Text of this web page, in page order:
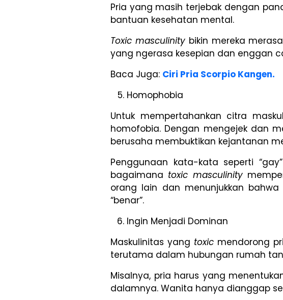
Pria yang masih terjebak dengan
bantuan kesehatan mental.
Toxic masculinity bikin mereka
yang ngerasa kesepian dan enggan
Baca Juga: Ciri Pria Scorpio Kangen.
Homophobia
Untuk mempertahankan citra
homofobia. Dengan mengejek dan
berusaha membuktikan kejantanan
Penggunaan kata-kata seperti
bagaimana toxic masculinity
orang lain dan menunjukkan
“benar”.
Ingin Menjadi Dominan
Maskulinitas yang toxic mendorong
terutama dalam hubungan rumah
Misalnya, pria harus yang
dalamnya. Wanita hanya dianggap